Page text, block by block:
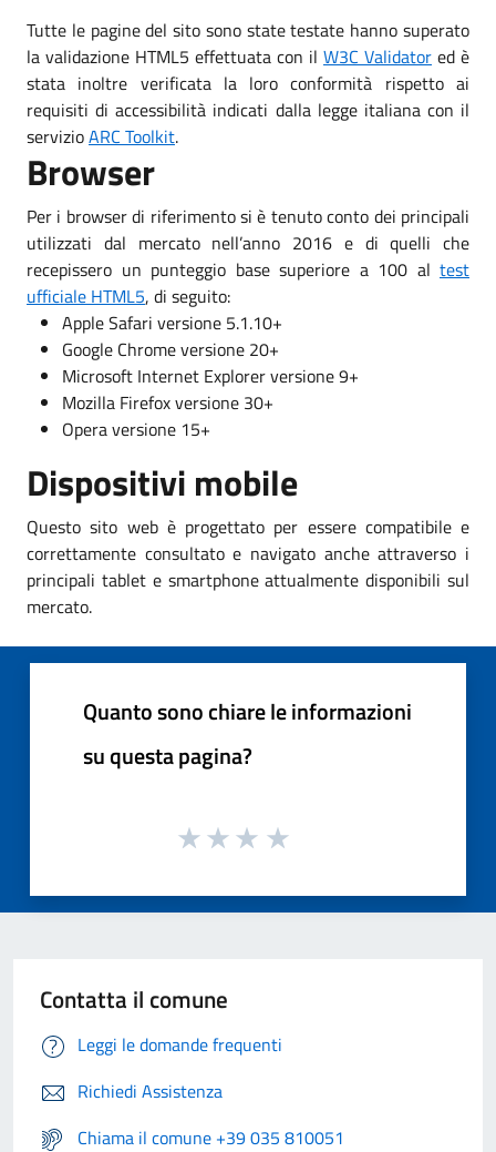
Tutte le pagine del sito sono state testate hanno superato
la validazione HTML5 effettuata con il W3C Validator ed è
stata inoltre verificata la loro conformità rispetto ai
requisiti di accessibilità indicati dalla legge italiana con il
servizioARC Toolkit.
Browser
Per i browser di riferimento si è tenuto conto dei principali
utilizzati dal mercato nell’anno 2016 e di quelli che
recepissero un punteggio base superiore a 100 al test
ufficiale HTML5, di seguito:
Apple Safari versione 5.1.10+
Google Chrome versione 20+
Microsoft Internet Explorer versione 9+
Mozilla Firefox versione 30+
Opera versione 15+
Dispositivi mobile
Questo sito web è progettato per essere compatibile e
correttamente consultato e navigato anche attraverso i
principali tablet e smartphone attualmente disponibili sul
mercato.
Quanto sono chiare le informazioni
su questa pagina?
Contatta il comune
Leggi le domande frequenti
Richiedi Assistenza
Chiama il comune +39 035 810051